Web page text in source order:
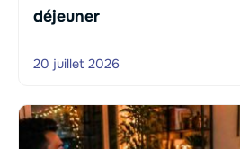
déjeuner
20 juillet 2026